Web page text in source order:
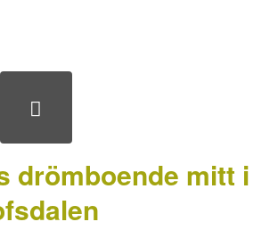
drömboende mitt i